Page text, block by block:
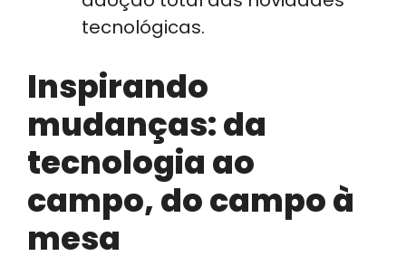
tecnológicas.
Inspirando
mudanças: da
tecnologia ao
campo, do campo à
mesa